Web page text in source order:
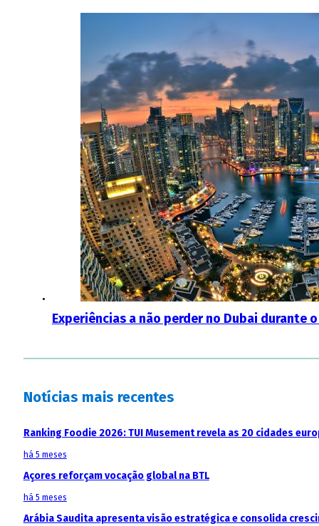
Experiências a não perder no Dubai durante
Notícias mais recentes
Ranking Foodie 2026: TUI Musement revela as 20 cidades
há 5 meses
Açores reforçam vocação global na BTL
há 5 meses
Arábia Saudita apresenta visão estratégica e consolida